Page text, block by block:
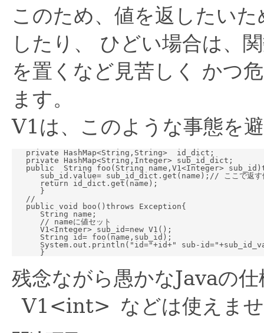
このため、値を返したい
したり、 ひどい場合は、
を置くなど見苦しく かつ
ます。
V1は、このような事態を
   private HashMap<String,String>  id_dict;
   private HashMap<String,Integer> sub_id_dict;
public  String foo(String name,V1<Integer>
sub_id.value= sub_id_dict.get(name);// ここで返す
      return id_dict.get(name);
      }
   //
   public void boo()throws Exception{
      String name;
      // nameに値セット
      V1<Integer> sub_id=new V1();
      String id= foo(name,sub_id);
System.out.println("id="+id+" sub-
残念ながら愚かなJavaの
V1<int> などは使えま